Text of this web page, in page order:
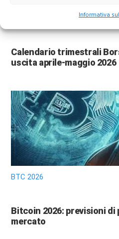
Informativa
Calendario trimestrali Borsa
Calendario trimestrali
uscita aprile-maggio 2026
BTC 2026
Bitcoin 2026: previsioni di
mercato